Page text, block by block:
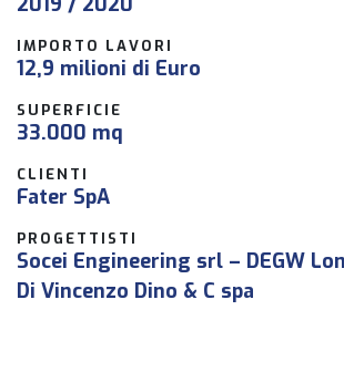
IMPORTO LAVORI
12,9 milioni di Euro
SUPERFICIE
33.000 mq
CLIENTI
Fater SpA
PROGETTISTI
Socei Engineering srl – DEGW
Di Vincenzo Dino & C spa